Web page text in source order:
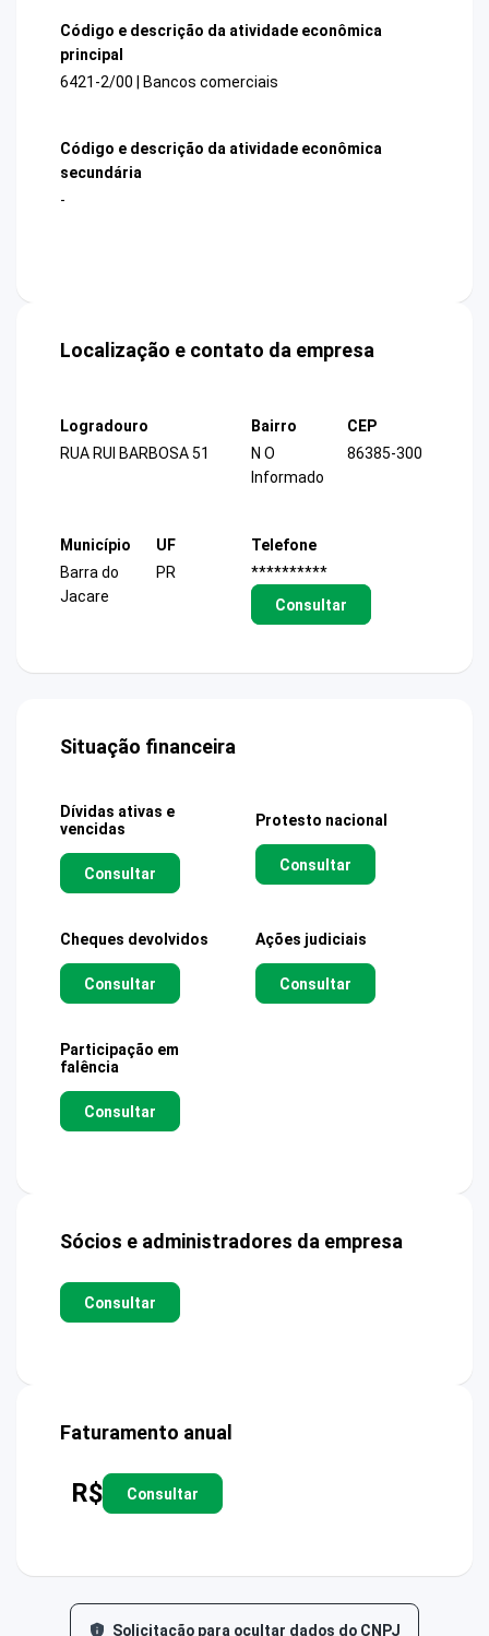
Código e descrição da atividade econômica
principal
6421-2/00 | Bancos comerciais
Código e descrição da atividade econômica
secundária
-
Localização e contato da empresa
Logradouro
RUA RUI BARBOSA 51
Bairro
N O
Informado
CEP
86385-300
Município
Barra do
Jacare
UF
PR
Telefone
**********
Consultar
Situação financeira
Dívidas ativas e
vencidas
Consultar
Protesto nacional
Consultar
Cheques devolvidos
Consultar
Ações judiciais
Consultar
Participação em
falência
Consultar
Sócios e administradores da empresa
Consultar
Faturamento anual
R$ Consultar
Solicitação para ocultar dados do CNPJ